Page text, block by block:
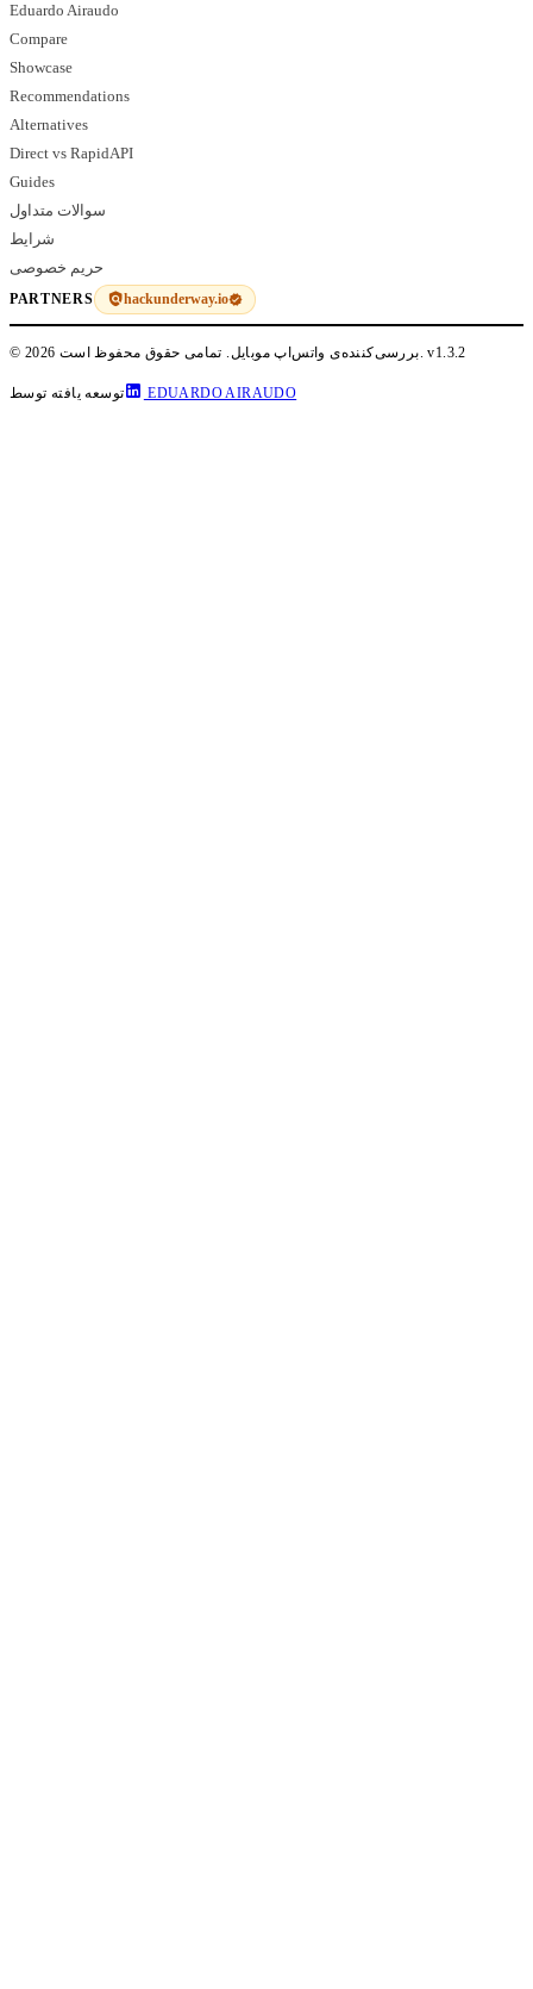
Eduardo Airaudo
Compare
Showcase
Recommendations
Alternatives
Direct vs RapidAPI
Guides
سوالات متداول
شرایط
حریم خصوصی
PARTNERS hackunderway.io
© 2026 بررسی‌کننده‌ی واتس‌اپ موبایل. تمامی حقوق محفوظ است.v1.3.2
توسعه یافته توسط EDUARDO AIRAUDO